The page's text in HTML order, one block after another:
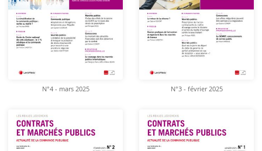
N°4 - mars 2025 N°3 - février 2025